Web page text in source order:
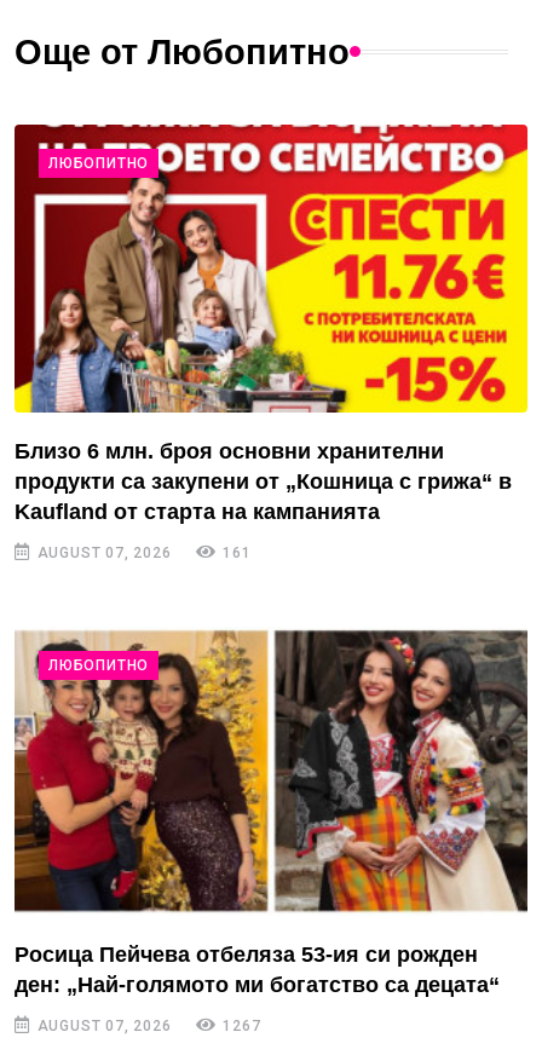
Още от Любопитно
ЛЮБОПИТНО
Близо 6 млн. броя основни хранителни
продукти са закупени от „Кошница с грижа“ в
Kaufland от старта на кампанията
AUGUST 07, 2026 161
ЛЮБОПИТНО
Росица Пейчева отбеляза 53-ия си рожден
ден: „Най-голямото ми богатство са децата“
AUGUST 07, 2026 1267